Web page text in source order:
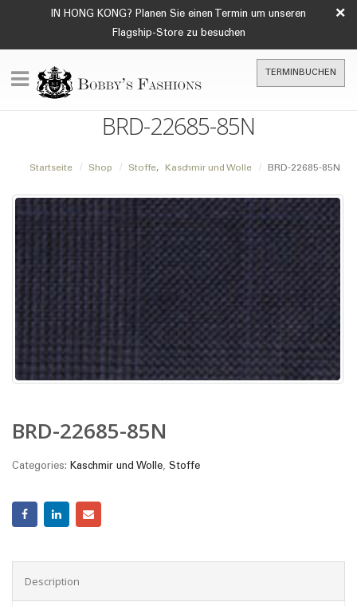
IN HONG KONG? Planen Sie einen Termin um unseren
Flagship-Store zu besuchen
×
TERMINBUCHEN
BRD-22685-85N
Startseite Shop Stoffe, Kaschmir und Wolle BRD-22685-85N
BRD-22685-85N
Categories: Kaschmir und Wolle, Stoffe
Description